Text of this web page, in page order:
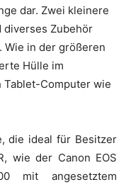
dar. Zwei kleinere
diverses Zubehör
Wie in der größeren
Hülle im
Tablet-Computer wie
die ideal für Besitzer
wie der Canon EOS
mit angesetztem